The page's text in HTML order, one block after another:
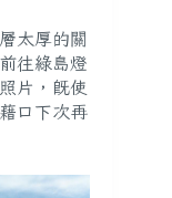
太厚的關
往綠島燈
片，既使
口下次再